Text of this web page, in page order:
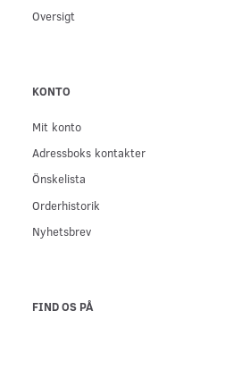
Oversigt
KONTO
Mit konto
Adressboks kontakter
Önskelista
Orderhistorik
Nyhetsbrev
FIND OS PÅ